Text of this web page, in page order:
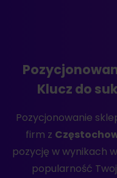
Klucz do
Pozycjonowanie
firm z
pozycję w wynikach
popularność